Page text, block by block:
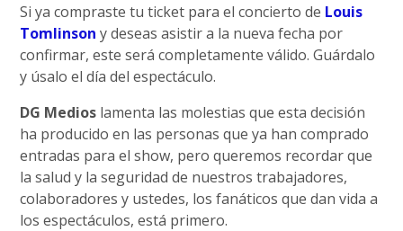
Si ya compraste tu ticket para el concierto de Louis
Tomlinson y deseas asistir a la nueva fecha por
confirmar, este será completamente válido. Guárdalo
y úsalo el día del espectáculo.
DG Medios lamenta las molestias que esta decisión
ha producido en las personas que ya han comprado
entradas para el show, pero queremos recordar que
la salud y la seguridad de nuestros trabajadores,
colaboradores y ustedes, los fanáticos que dan vida a
los espectáculos, está primero.